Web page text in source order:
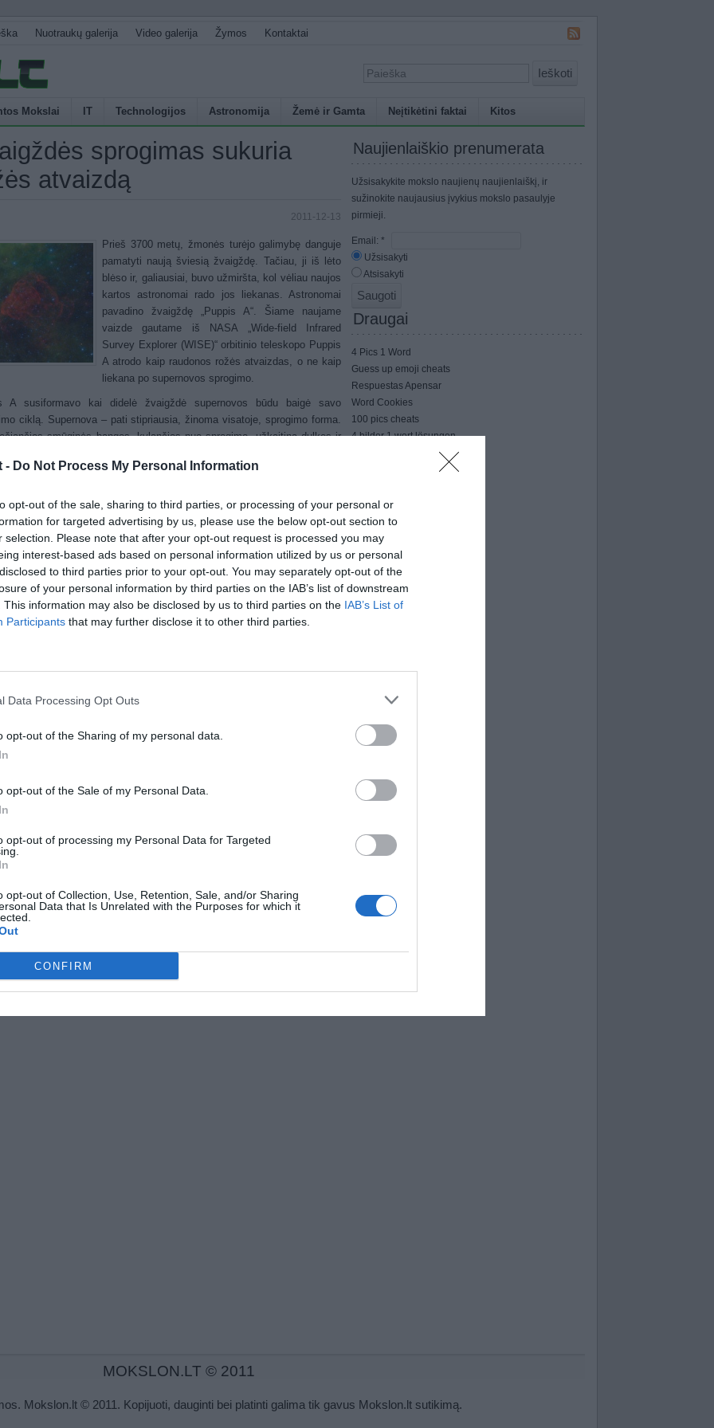
- Do Not Process My Personal Information
opt-out of the sale, sharing to third parties, or processing of your personal or
for targeted advertising by us, please use the below opt-out section to
selection. Please note that after your opt-out request is processed you may
interest-based ads based on personal information utilized by us or personal
to third parties prior to your opt-out. You may separately opt-out of the
of your personal information by third parties on the IAB’s list of downstream
This information may also be disclosed by us to third parties on the IAB’s List of
Participants that may further disclose it to other third parties.
Data Processing Opt Outs
opt-out of the Sharing of my personal data.
opt-out of the Sale of my Personal Data.
opt-out of processing my Personal Data for Targeted
opt-out of Collection, Use, Retention, Sale, and/or Sharing
Data that Is Unrelated with the Purposes for which it
CONFIRM
Nuotraukų galerija Video galerija Žymos Kontaktai
Ieškoti
Mokslai IT Technologijos Astronomija Žemė ir Gamta Neįtikėtini faktai Kitos
sprogimas sukuria
atvaizdą
2011-12-13
Prieš 3700 metų, žmonės turėjo galimybę danguje
pamatyti naują šviesią žvaigždę. Tačiau, ji iš lėto
blėso ir, galiausiai, buvo užmiršta, kol vėliau naujos
kartos astronomai rado jos liekanas. Astronomai
pavadino žvaigždę „Puppis A“. Šiame naujame
vaizde gautame iš NASA „Wide-field Infrared
Survey Explorer (WISE)“ orbitinio teleskopo Puppis
A atrodo kaip raudonos rožės atvaizdas, o ne kaip
liekana po supernovos sprogimo.
A susiformavo kai didelė žvaigždė supernovos būdu baigė savo
ciklą. Supernova – pati stipriausia, žinoma visatoje, sprogimo forma.
smūginės bangos, kylančios nuo sprogimo, užkaitina dulkes ir
žvaigždės medžiagų buvo negailestingai išmestos į kosmosą, kai
juda neapsakomai greitai: virš 3 milijonų mylių per valandą greičiu.
glumina šis absurdiškas greitis, todėl jie pavadino šį objektą
sviediniu“.
žalios spalvos dujos ir dulkės, esančios paveikslėlyje, yra kitos
supernovos – Vela supernovos – liekanos. Šios žvaigždės sprogimas
prieš 12000 metų ir buvo keturis kartus arčiau mūsų ir Puppis A.
šioje nuotraukoje reprezentuoja skirtingus infraraudonųjų bangų ilgius,
plika akimi nepamatys.
(No Ratings Yet)
navigation
Naujienlaiškio prenumerata
Užsisakykite mokslo naujienų naujienlaiškį, ir
sužinokite naujausius įvykius mokslo pasaulyje
pirmieji.
Email: *
Užsisakyti
Atsisakyti
Draugai
4 Pics 1 Word
Guess up emoji cheats
Respuestas Apensar
Word Cookies
100 pics cheats
4 bilder 1 wort lösungen
Word Bubbles answers
MOKSLON.LT © 2011
Mokslon.lt © 2011. Kopijuoti, dauginti bei platinti galima tik gavus Mokslon.lt sutikimą.